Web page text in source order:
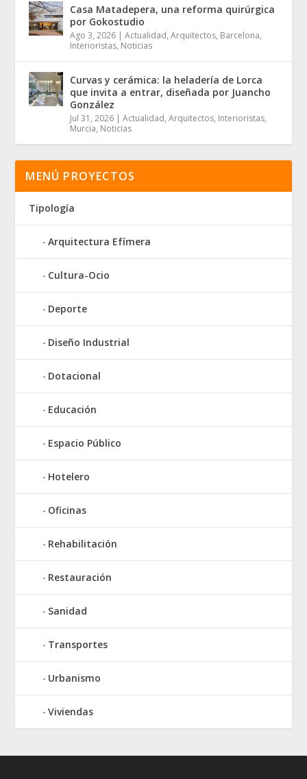
Casa Matadepera, una reforma quirúrgica
por Gokostudio
Ago 3, 2026 |Actualidad,Arquitectos, Barcelona,
Interioristas, Noticias
Curvas y cerámica: la heladería de Lorca
que invita a entrar, diseñada por Juancho
González
Jul 31, 2026 |Actualidad,Arquitectos, Interioristas,
Murcia, Noticias
MENÚ PROYECTOS
Tipología
Arquitectura Efímera
Cultura-Ocio
Deporte
Diseño Industrial
Dotacional
Educación
Espacio Público
Hotelero
Oficinas
Rehabilitación
Restauración
Sanidad
Transportes
Urbanismo
Viviendas